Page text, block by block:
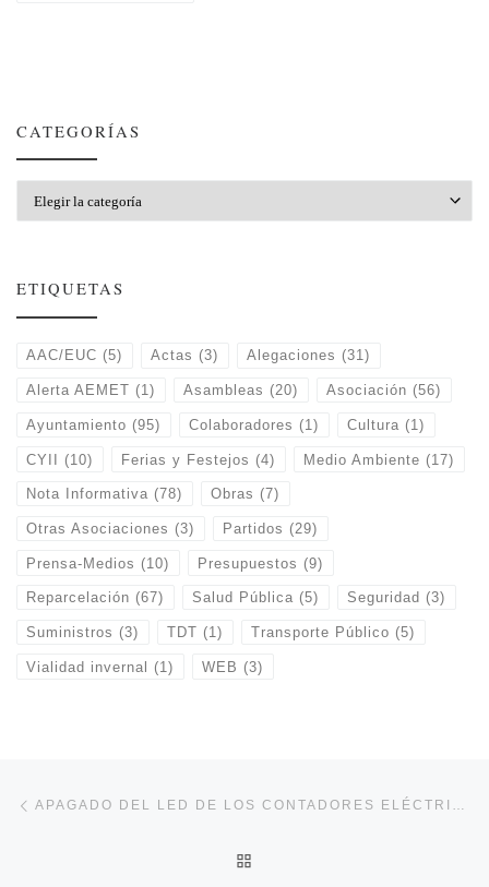
CATEGORÍAS
ETIQUETAS
AAC/EUC (5) Actas (3) Alegaciones (31)
Alerta AEMET (1) Asambleas (20) Asociación (56)
Ayuntamiento (95) Colaboradores (1) Cultura (1)
CYII (10) Ferias y Festejos (4) Medio Ambiente (17)
Nota Informativa (78) Obras (7)
Otras Asociaciones (3) Partidos (29)
Prensa-Medios (10) Presupuestos (9)
Reparcelación (67) Salud Pública (5) Seguridad (3)
Suministros (3) TDT (1) Transporte Público (5)
Vialidad invernal (1) WEB (3)
Navegación de entradas APAGADO DEL LED DE LOS CONTADORES ELÉCTRICOS